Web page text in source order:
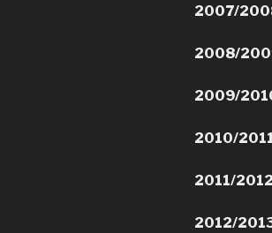
2007/
2008/
2009/
2010/
2011/2012
2012/